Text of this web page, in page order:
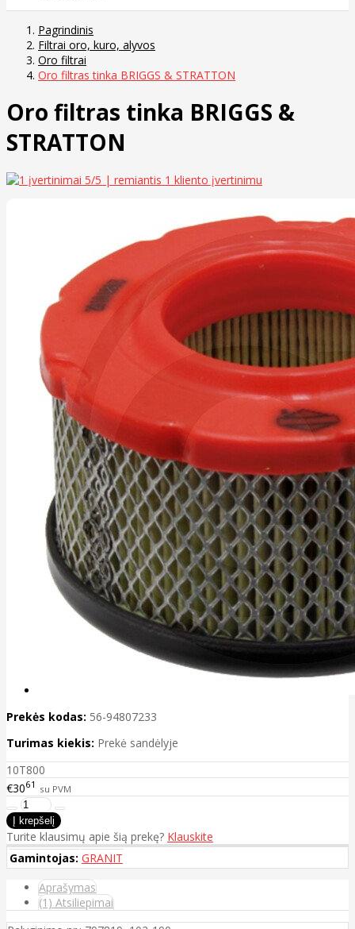
Pagrindinis
Filtrai oro, kuro, alyvos
Oro filtrai
Oro filtras tinka BRIGGS & STRATTON
Oro filtras tinka BRIGGS &
STRATTON
5/5 | remiantis 1 kliento įvertinimu
Prekės kodas: 56-94807233
Turimas kiekis: Prekė sandėlyje
10T800
€3061 su PVM
Turite klausimų apie šią prekę? Klauskite
Gamintojas: GRANIT
Aprašymas
(1) Atsiliepimai